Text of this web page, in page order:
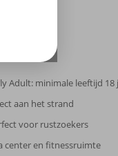
Adult: minimale leeftijd 18
aan het strand
voor rustzoekers
center en fitnessruimte